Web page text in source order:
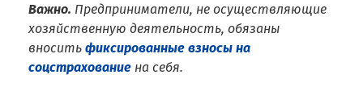
Важно. Предприниматели, не осуществляющие
хозяйственную деятельность, обязаны
вносить фиксированные взносы на
соцстрахование на себя.